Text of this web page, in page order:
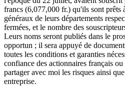
francs (6,077,000 fr.) qu'ils sont prêts
généraux de leurs départements
fermées, et le nombre des
Leurs noms seront publiés dans le
opportun ; il sera appuyé de
toutes les conditions et garanties
confiance des actionnaires français
partager avec moi les risques ainsi
entreprise.